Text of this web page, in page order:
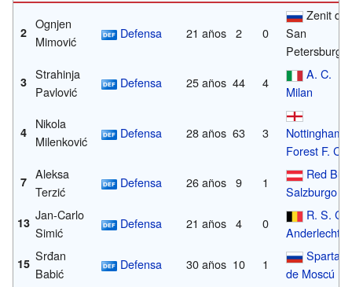
2
Ognjen
Mimović
Defensa 21 años 2 0
Zenit de
San
Petersburgo
3 Strahinja
Pavlović
Defensa 25 años 44 4
A. C.
Milan
4
Nikola
Milenković
Defensa 28 años 63 3
Nottingham
Forest F. C.
7 Aleksa
Terzić
Defensa 26 años 9 1
Red Bull
Salzburgo
13 Jan-Carlo
Simić
Defensa 21 años 4 0
R. S. C.
Anderlecht
15 Srđan
Babić
Defensa 30 años 10 1
Spartak
de Moscú